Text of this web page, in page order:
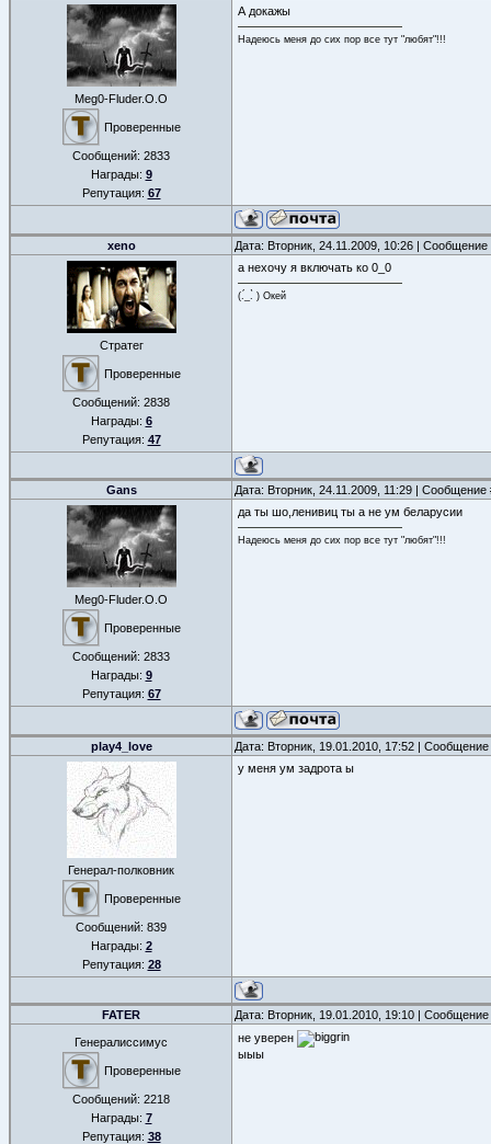
Meg0-Fluder.O.O
Проверенные
Сообщений: 2833
Награды: 9
Репутация: 67
А докажы
Надеюсь меня до сих пор все тут "любят"!!!
xeno Дата: Вторник, 24.11.2009, 10:26 |
Стратег
Проверенные
Сообщений: 2838
Награды: 6
Репутация: 47
а нехочу я включать ко 0_0
(.́_.̀ ) Окей
Gans Дата: Вторник, 24.11.2009, 11:29 |
Meg0-Fluder.O.O
Проверенные
Сообщений: 2833
Награды: 9
Репутация: 67
да ты шо,ленивиц ты а не ум беларусии
Надеюсь меня до сих пор все тут "любят"!!!
play4_love Дата: Вторник, 19.01.2010, 17:52 |
Генерал-полковник
Проверенные
Сообщений: 839
Награды: 2
Репутация: 28
у меня ум задрота ы
FATER Дата: Вторник, 19.01.2010, 19:10 |
Генералиссимус
Проверенные
Сообщений: 2218
Награды: 7
Репутация: 38
не уверен
ыыы